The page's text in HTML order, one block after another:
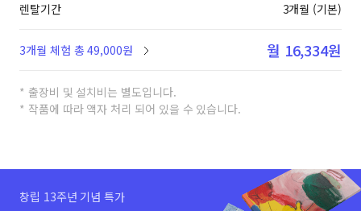
렌탈기간 3개월 (기본)
3개월 체험 총 49,000원 월 16,334원
* 출장비 및 설치비는 별도입니다.
* 작품에 따라 액자 처리 되어 있을 수 있습니다.
창립 13주년 기념 특가